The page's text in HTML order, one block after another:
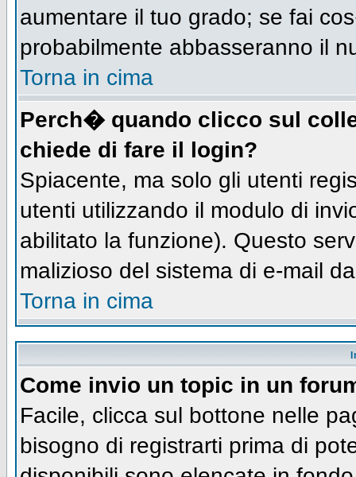
aumentare il tuo grado; se fai
probabilmente abbasseranno il
Torna in cima
Perch� quando clicco sul
chiede di fare il login?
Spiacente, ma solo gli utenti
utenti utilizzando il modulo di
abilitato la funzione). Questo
malizioso del sistema di e-mail
Torna in cima
Come invio un topic in un
Facile, clicca sul bottone nelle
bisogno di registrarti prima di